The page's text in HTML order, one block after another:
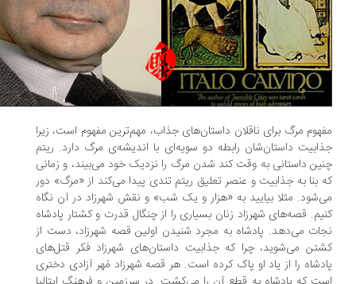
مرگ برای ناقلان داستان‌های جذاب، مهم‌ترین مفهوم است، زیرا
داستان‌شان رابطه دو سویه‌ای با اندیشه‌ی مرگ دارد. ریتم
داستانی به وقت کند شدن مرگ را نزدیک خود می‌بیند، و زمانی
بنا به جذابیت و عنصر تعلیق ریتم تندی پیدا می‌کند از «مرگ» دور
مثلا بیایید به «هزار و یک شب» و نقش شهرزاد در آن نگاه
قصه‌های شهرزاد زنان بسیاری را از چنگال قدرت و کشتار پادشاه
می‌دهد. پادشاه به مجرد شنیدن اولین قصه شهرزاد، دست از
می‌شوید، چرا که جذابیت داستان‌های شهرزاد فکر قتل‌های
را از یاد او پاک کرده است. هر قصه شهرزاد مُهر آزادی دختری